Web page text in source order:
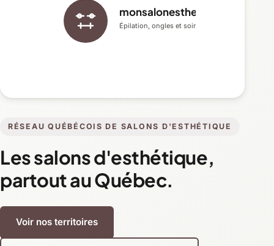
RÉSEAU QUÉBÉCOIS DE SALONS D'ESTHÉTIQUE
Les salons d'esthétique,
partout au Québec.
Voir nos territoires
monsalonesthetique.ca
Épilation, ongles et soins du visage